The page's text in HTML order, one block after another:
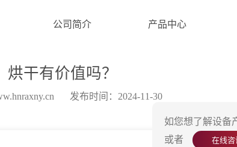
公司简介 产品中心
干有价值吗？
发布时间：2024-11-30
如您想了解设备
或者 在线咨